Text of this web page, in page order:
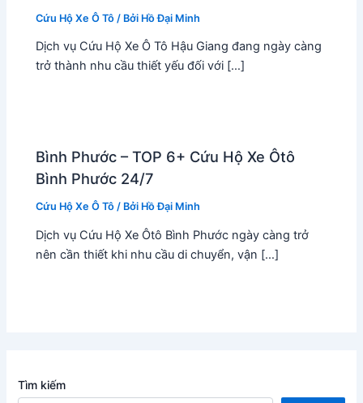
Cứu Hộ Xe Ô Tô / Bởi Hồ Đại Minh
Dịch vụ Cứu Hộ Xe Ô Tô Hậu Giang đang ngày càng
trở thành nhu cầu thiết yếu đối với […]
Bình Phước – TOP 6+ Cứu Hộ Xe Ôtô
Bình Phước 24/7
Cứu Hộ Xe Ô Tô / Bởi Hồ Đại Minh
Dịch vụ Cứu Hộ Xe Ôtô Bình Phước ngày càng trở
nên cần thiết khi nhu cầu di chuyển, vận […]
Tìm kiếm